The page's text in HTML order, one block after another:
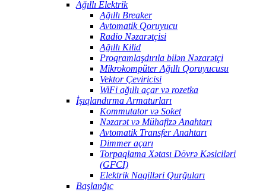
Ağıllı Elektrik
Ağıllı Breaker
Avtomatik Qoruyucu
Radio Nəzarətçisi
Ağıllı Kilid
Proqramlaşdırıla bilən Nəzarətçi
Mikrokompüter Ağıllı Qoruyucusu
Vektor Çeviricisi
WiFi ağıllı açar və rozetka
İşıqlandırma Armaturları
Kommutator və Soket
Nəzarət və Mühafizə Anahtarı
Avtomatik Transfer Anahtarı
Dimmer açarı
Torpaqlama Xətası Dövrə Kəsiciləri
(GFCI)
Elektrik Naqilləri Qurğuları
Başlanğıc